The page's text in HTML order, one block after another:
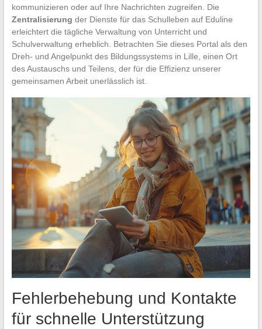
kommunizieren oder auf Ihre Nachrichten zugreifen. Die
Zentralisierung der Dienste für das Schulleben auf Eduline
erleichtert die tägliche Verwaltung von Unterricht und
Schulverwaltung erheblich. Betrachten Sie dieses Portal als den
Dreh- und Angelpunkt des Bildungssystems in Lille, einen Ort
des Austauschs und Teilens, der für die Effizienz unserer
gemeinsamen Arbeit unerlässlich ist.
Fehlerbehebung und Kontakte
für schnelle Unterstützung